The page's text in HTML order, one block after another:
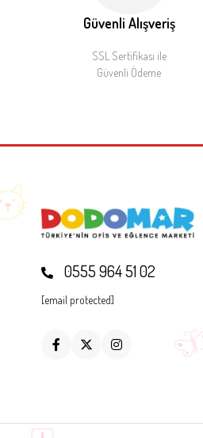
Güvenli Alışveriş
SSL Sertifikası ile
Güvenli Ödeme
0555 964 51 02
[email protected]